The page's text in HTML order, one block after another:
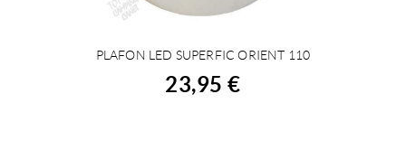
ACHETER
PLAFON LED SUPERFIC ORIENT 110
23,95 €